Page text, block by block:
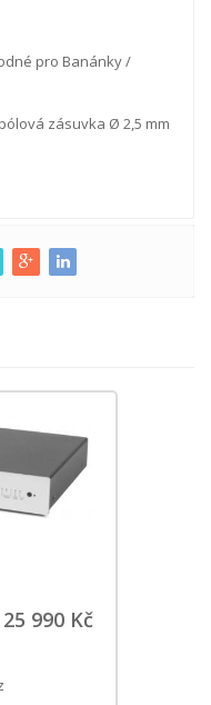
pro Banánky /
zásuvka Ø 2,5 mm
25 990 Kč